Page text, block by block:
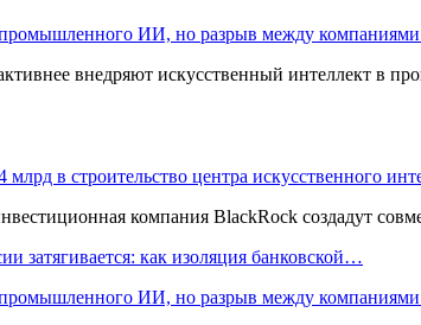
промышленного ИИ, но разрыв между компаниями
внедряют искусственный интеллект в
в строительство центра искусственного
компания BlackRock создадут
затягивается: как изоляция банковской…
промышленного ИИ, но разрыв между